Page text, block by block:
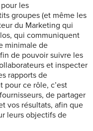
les
groupes (et même les
du Marketing qui
qui communiquent
minimale de
de pouvoir suivre les
et inspecter
rapports de
pour ce rôle, c’est
de partager
vos résultats, afin que
leurs objectifs de